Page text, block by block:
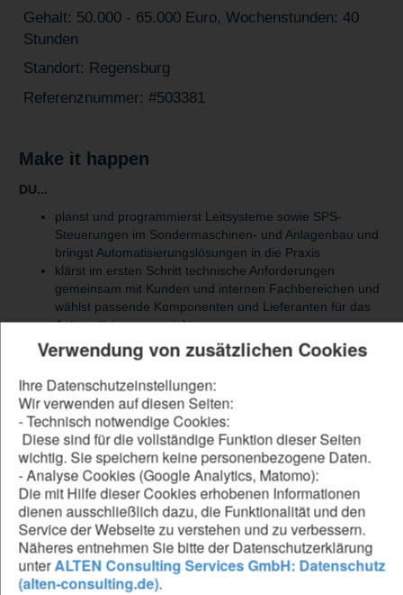
Verwendung von zusätzlichen Cookies
Ihre Datenschutzeinstellungen:
Wir verwenden auf diesen Seiten:
- Technisch notwendige Cookies:
Diese sind für die vollständige Funktion dieser Seiten
wichtig. Sie speichern keine personenbezogene Daten.
- Analyse Cookies (Google Analytics, Matomo):
Die mit Hilfe dieser Cookies erhobenen Informationen
dienen ausschließlich dazu, die Funktionalität und den
Service der Webseite zu verstehen und zu verbessern.
Näheres entnehmen Sie bitte der Datenschutzerklärung
unterALTEN Consulting Services GmbH: Datenschutz
(alten-consulting.de).
Gehalt: 50.000 - 65.000 Euro, Wochenstunden: 40
Stunden
Standort: Regensburg
Referenznummer: #503381
Make it happen
DU...
planst und programmierst Leitsysteme sowie SPS-
Steuerungen im Sondermaschinen- und Anlagenbau und
bringst Automatisierungslösungen in die Praxis
klärst im ersten Schritt technische Anforderungen
gemeinsam mit Kunden und internen Fachbereichen und
wählst passende Komponenten und Lieferanten für das
Automatisierungsprojekt aus
konzipierst, entwickelst und optimierst
Steuerungssoftware in Systemen wieSIMATIC Step7,
Beckhoff TwinCAT, B&R Automation Studio, Rockwell
RSLogixoder vergleichbaren Plattformen
entwickelst und realisierst Visualisierungslösungen für
Maschinen und Anlagen mit Tools wie
WinCC, iFix,
InTouch oder Zenon
begleitest die Inbetriebnahme direkt beim Kunden vor
Ort, führst Fehleranalysen und Optimierungen durch und
stellst die Funktionsfähigkeit der Anlage sicher
erstellst technische Dokumentationen sowie
Bedienungsanleitungen in Deutsch und Englisch und
schulst das Kundenpersonal im Umgang mit den Anlagen